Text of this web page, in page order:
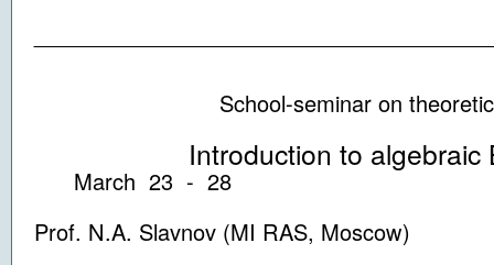
School-seminar on theoretical
Introduction to algebraic
March 23 - 28
Prof. N.A. Slavnov (MI RAS, Moscow)